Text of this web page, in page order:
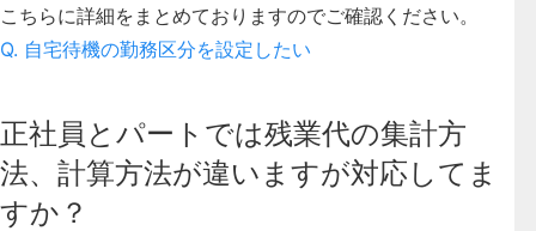
こちらに詳細をまとめておりますのでご確認ください。
Q. 自宅待機の勤務区分を設定したい
正社員とパートでは残業代の集計方
法、計算方法が違いますが対応してま
すか？